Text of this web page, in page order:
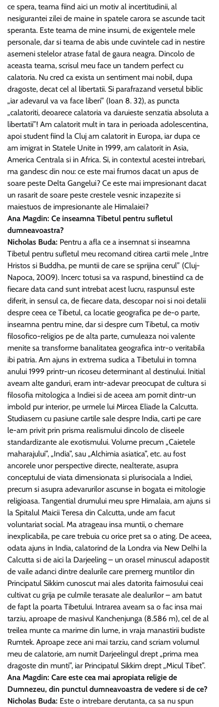
ce spera, teama fiind aici un motiv al incertitudinii, al
nesigurantei zilei de maine in spatele carora se ascunde tacit
speranta. Este teama de mine insumi, de exigentele mele
personale, dar si teama de abis unde cuvintele cad in nestire
asemeni stelelor atrase fatal de gaura neagra. Dincolo de
aceasta teama, scrisul meu face un tandem perfect cu
calatoria. Nu cred ca exista un sentiment mai nobil, dupa
dragoste, decat cel al libertatii. Si parafrazand versetul biblic
„iar adevarul va va face liberi” (Ioan 8. 32), as puncta
„calatoriti, deoarece calatoria va daruieste senzatia absoluta a
libertatii”! Am calatorit mult in tara in perioada adolescentina,
apoi student fiind la Cluj am calatorit in Europa, iar dupa ce
am imigrat in Statele Unite in 1999, am calatorit in Asia,
America Centrala si in Africa. Si, in contextul acestei intrebari,
ma gandesc din nou: ce este mai frumos dacat un apus de
soare peste Delta Gangelui? Ce este mai impresionant dacat
un rasarit de soare peste crestele vesnic inzapezite si
maiestuos de impresionante ale Himalaiei?
Ana Magdin: Ce inseamna Tibetul pentru sufletul
dumneavoastra?
Nicholas Buda: Pentru a afla ce a insemnat si inseamna
Tibetul pentru sufletul meu recomand citirea cartii mele „Intre
Hristos si Buddha, pe muntii de care se sprijina cerul” (Cluj-
Napoca, 2009). Incerc totusi sa va raspund, binestiind ca de
fiecare data cand sunt intrebat acest lucru, raspunsul este
diferit, in sensul ca, de fiecare data, descopar noi si noi detalii
despre ceea ce Tibetul, ca locatie geografica pe de-o parte,
inseamna pentru mine, dar si despre cum Tibetul, ca motiv
filosofico-religios pe de alta parte, cumuleaza noi valente
menite sa transforme banalitatea geografica intr-o veritabila
ibi patria. Am ajuns in extrema sudica a Tibetului in tomna
anului 1999 printr-un ricoseu determinant al destinului. Initial
aveam alte ganduri, eram intr-adevar preocupat de cultura si
filosofia mitologica a Indiei si de aceea am pornit dintr-un
imbold pur interior, pe urmele lui Mircea Eliade la Calcutta.
Studiasem cu pasiune cartile sale despre India, carti pe care
le-am privit prin prisma realismului dincolo de cliseele
standardizante ale exotismului. Volume precum „Caietele
maharajului”, „India”, sau „Alchimia asiatica”, etc. au fost
ancorele unor perspective directe, nealterate, asupra
conceptului de viata dimensionata si plurisociala a Indiei,
precum si asupra adevarurilor ascunse in bogata ei mitologie
religioasa. Tangential drumului meu spre Himalaia, am ajuns si
la Spitalul Maicii Teresa din Calcutta, unde am facut
voluntariat social. Ma atrageau insa muntii, o chemare
inexplicabila, pe care trebuia cu orice pret sa o ating. De aceea,
odata ajuns in India, calatorind de la Londra via New Delhi la
Calcutta si de aici la Darjeeling – un orasel minuscul adapostit
de vaile adanci dintre dealurile care premerg muntilor din
Principatul Sikkim cunoscut mai ales datorita faimosului ceai
cultivat cu grija pe culmile terasate ale dealurilor – am batut
de fapt la poarta Tibetului. Intrarea aveam sa o fac insa mai
tarziu, aproape de masivul Kanchenjunga (8.586 m), cel de al
treilea munte ca marime din lume, in vraja manastirii budiste
Rumtek. Aproape zece ani mai tarziu, cand scriam volumul
meu de calatorie, am numit Darjeelingul drept „prima mea
dragoste din munti”, iar Principatul Sikkim drept „Micul Tibet”.
Ana Magdin: Care este cea mai apropiata religie de
Dumnezeu, din punctul dumneavoastra de vedere si de ce?
Nicholas Buda: Este o intrebare derutanta, ca sa nu spun